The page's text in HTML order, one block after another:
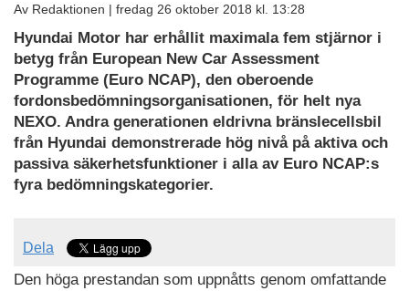
Av Redaktionen | fredag 26 oktober 2018 kl. 13:28
Hyundai Motor har erhållit maximala fem stjärnor i
betyg från European New Car Assessment
Programme (Euro NCAP), den oberoende
fordonsbedömningsorganisationen, för helt nya
NEXO. Andra generationen eldrivna bränslecellsbil
från Hyundai demonstrerade hög nivå på aktiva och
passiva säkerhetsfunktioner i alla av Euro NCAP:s
fyra bedömningskategorier.
Dela
Den höga prestandan som uppnåtts genom omfattande